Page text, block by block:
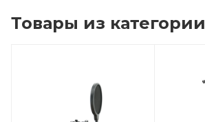
Товары из категории